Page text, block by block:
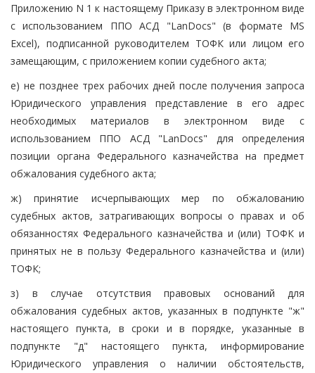
Приложению N 1 к настоящему Приказу в электронном виде
с использованием ППО АСД "LanDocs" (в формате MS
Excel), подписанной руководителем ТОФК или лицом его
замещающим, с приложением копии судебного акта;
е) не позднее трех рабочих дней после получения запроса
Юридического управления представление в его адрес
необходимых материалов в электронном виде с
использованием ППО АСД "LanDocs" для определения
позиции органа Федерального казначейства на предмет
обжалования судебного акта;
ж) принятие исчерпывающих мер по обжалованию
судебных актов, затрагивающих вопросы о правах и об
обязанностях Федерального казначейства и (или) ТОФК и
принятых не в пользу Федерального казначейства и (или)
ТОФК;
з) в случае отсутствия правовых оснований для
обжалования судебных актов, указанных в подпункте "ж"
настоящего пункта, в сроки и в порядке, указанные в
подпункте "д" настоящего пункта, информирование
Юридического управления о наличии обстоятельств,